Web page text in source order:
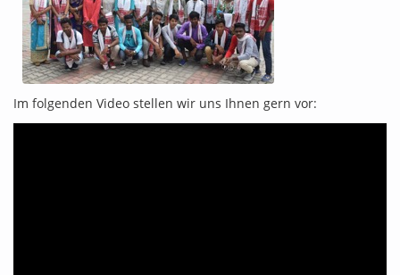
Im folgenden Video stellen wir uns Ihnen gern vor: